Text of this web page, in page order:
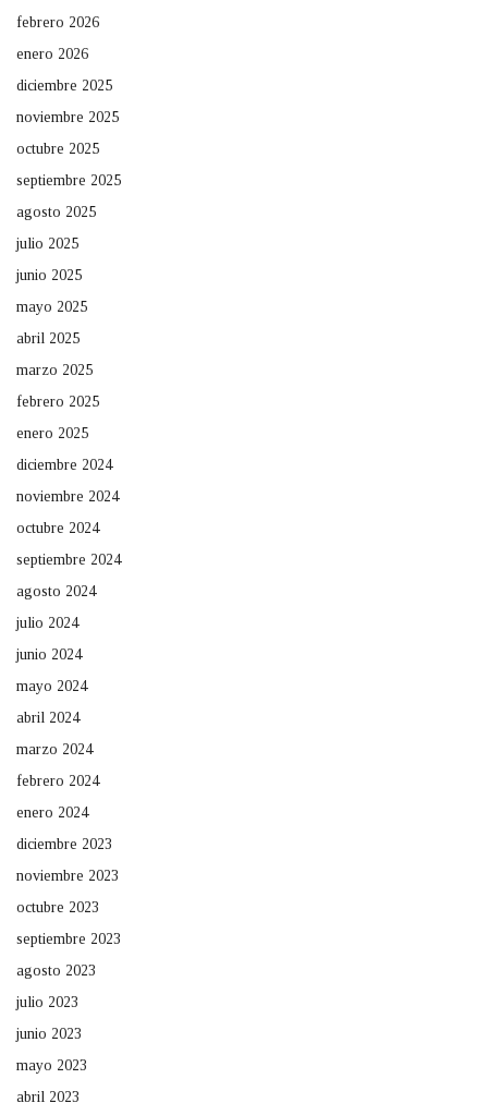
febrero 2026
enero 2026
diciembre 2025
noviembre 2025
octubre 2025
septiembre 2025
agosto 2025
julio 2025
junio 2025
mayo 2025
abril 2025
marzo 2025
febrero 2025
enero 2025
diciembre 2024
noviembre 2024
octubre 2024
septiembre 2024
agosto 2024
julio 2024
junio 2024
mayo 2024
abril 2024
marzo 2024
febrero 2024
enero 2024
diciembre 2023
noviembre 2023
octubre 2023
septiembre 2023
agosto 2023
julio 2023
junio 2023
mayo 2023
abril 2023